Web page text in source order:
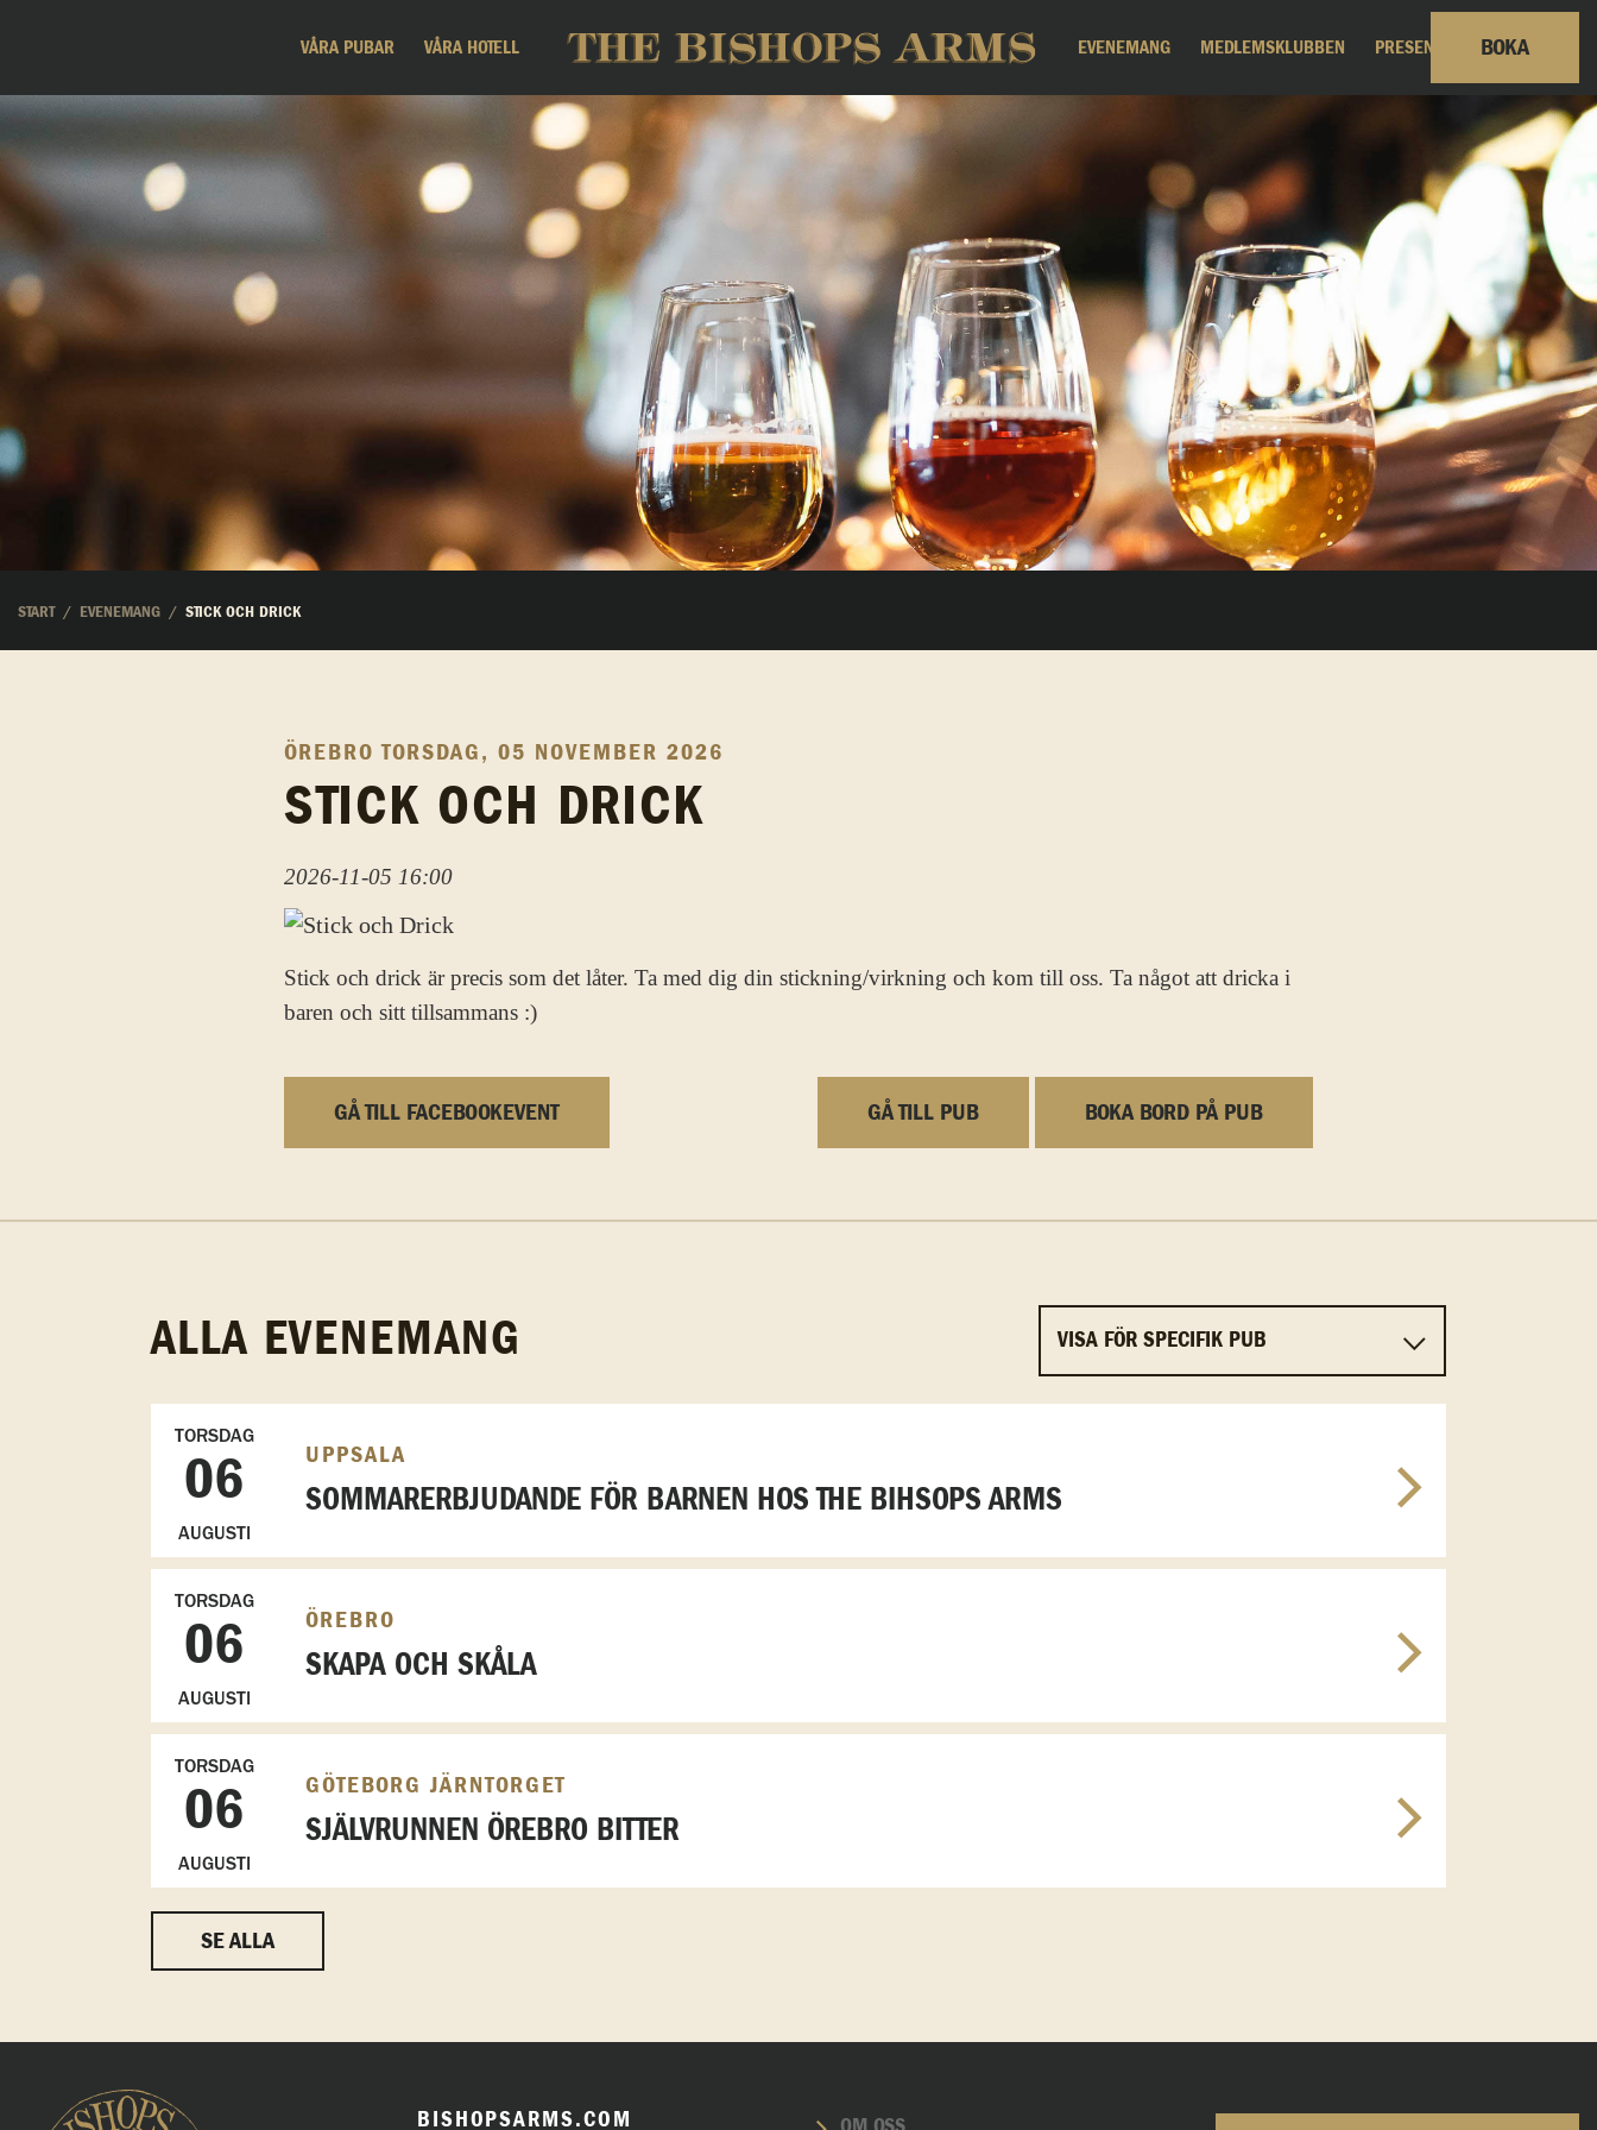
VÅRA PUBAR VÅRA HOTELL EVENEMANG MEDLEMSKLUBBEN PRESENTKORT BOKA
START EVENEMANG STICK OCH DRICK
ÖREBRO TORSDAG, 05 NOVEMBER 2026
STICK OCH DRICK
2026-11-05 16:00
Stick och drick är precis som det låter. Ta med dig din stickning/virkning och kom till oss. Ta något att dricka i
baren och sitt tillsammans :)
GÅ TILL FACEBOOKEVENT GÅ TILL PUB BOKA BORD PÅ PUB
ALLA EVENEMANG
TORSDAG
06
AUGUSTI
UPPSALA
SOMMARERBJUDANDE FÖR BARNEN HOS THE BIHSOPS ARMS
TORSDAG
06
AUGUSTI
ÖREBRO
SKAPA OCH SKÅLA
TORSDAG
06
AUGUSTI
GÖTEBORG JÄRNTORGET
SJÄLVRUNNEN ÖREBRO BITTER
SE ALLA
BISHOPSARMS.COM